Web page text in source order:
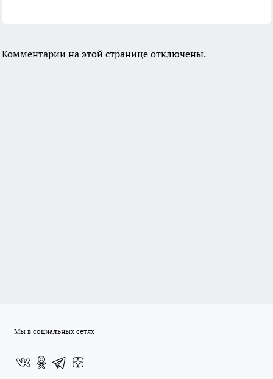
Комментарии на этой странице отключены.
Мы в социальных сетях